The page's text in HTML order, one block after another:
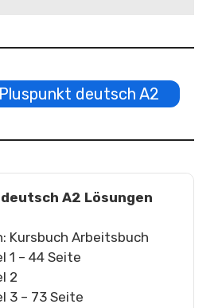
deutsch A2
A2 Lösungen
Kursbuch Arbeitsbuch
1 – 44 Seite
2
3 – 73 Seite